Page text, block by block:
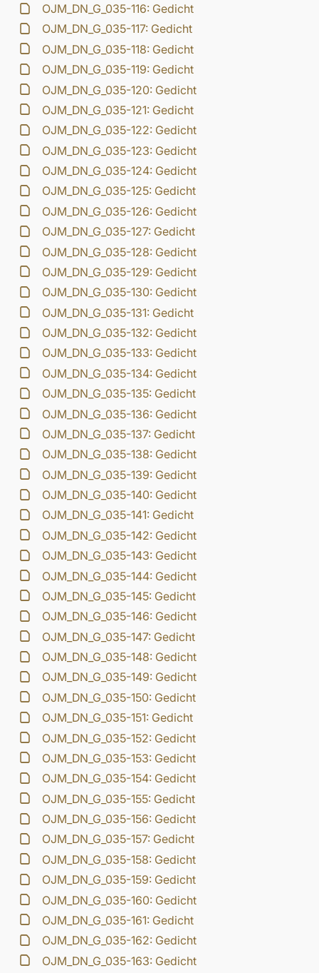
OJM_DN_G_035-116: Gedicht
OJM_DN_G_035-117: Gedicht
OJM_DN_G_035-118: Gedicht
OJM_DN_G_035-119: Gedicht
OJM_DN_G_035-120: Gedicht
OJM_DN_G_035-121: Gedicht
OJM_DN_G_035-122: Gedicht
OJM_DN_G_035-123: Gedicht
OJM_DN_G_035-124: Gedicht
OJM_DN_G_035-125: Gedicht
OJM_DN_G_035-126: Gedicht
OJM_DN_G_035-127: Gedicht
OJM_DN_G_035-128: Gedicht
OJM_DN_G_035-129: Gedicht
OJM_DN_G_035-130: Gedicht
OJM_DN_G_035-131: Gedicht
OJM_DN_G_035-132: Gedicht
OJM_DN_G_035-133: Gedicht
OJM_DN_G_035-134: Gedicht
OJM_DN_G_035-135: Gedicht
OJM_DN_G_035-136: Gedicht
OJM_DN_G_035-137: Gedicht
OJM_DN_G_035-138: Gedicht
OJM_DN_G_035-139: Gedicht
OJM_DN_G_035-140: Gedicht
OJM_DN_G_035-141: Gedicht
OJM_DN_G_035-142: Gedicht
OJM_DN_G_035-143: Gedicht
OJM_DN_G_035-144: Gedicht
OJM_DN_G_035-145: Gedicht
OJM_DN_G_035-146: Gedicht
OJM_DN_G_035-147: Gedicht
OJM_DN_G_035-148: Gedicht
OJM_DN_G_035-149: Gedicht
OJM_DN_G_035-150: Gedicht
OJM_DN_G_035-151: Gedicht
OJM_DN_G_035-152: Gedicht
OJM_DN_G_035-153: Gedicht
OJM_DN_G_035-154: Gedicht
OJM_DN_G_035-155: Gedicht
OJM_DN_G_035-156: Gedicht
OJM_DN_G_035-157: Gedicht
OJM_DN_G_035-158: Gedicht
OJM_DN_G_035-159: Gedicht
OJM_DN_G_035-160: Gedicht
OJM_DN_G_035-161: Gedicht
OJM_DN_G_035-162: Gedicht
OJM_DN_G_035-163: Gedicht